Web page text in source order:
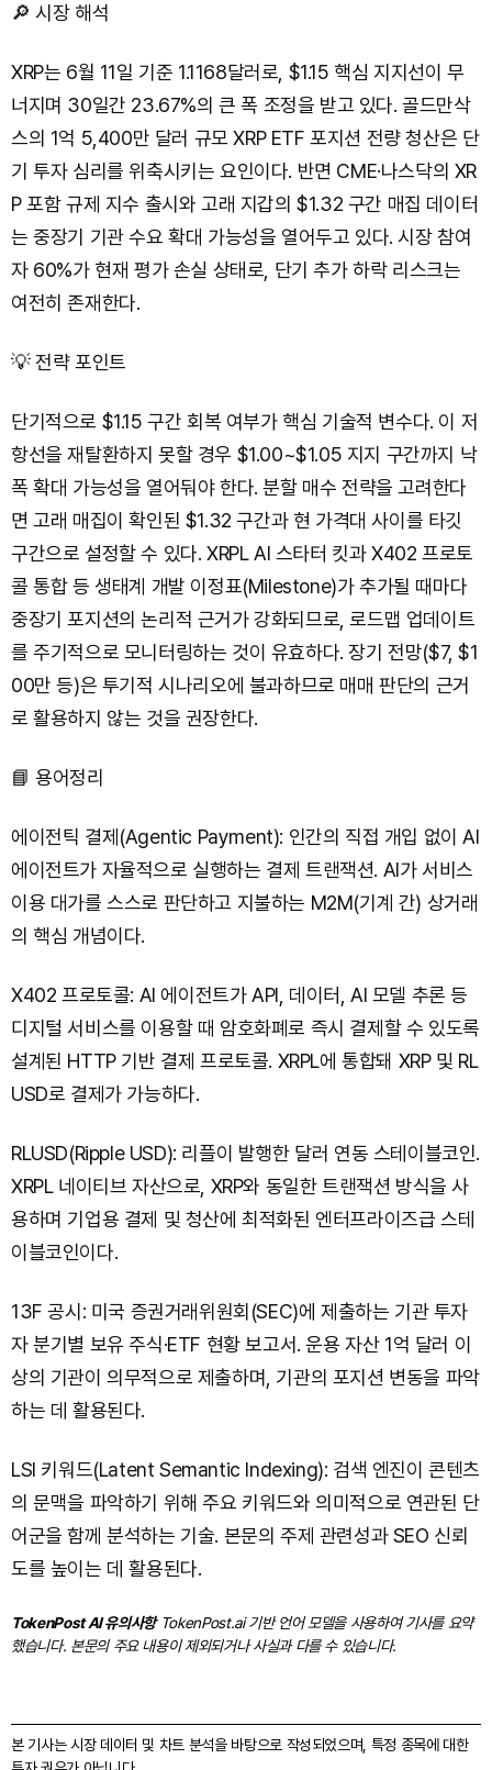
🔎 시장 해석
XRP는 6월 11일 기준 1.1168달러로, $1.15 핵심 지지선이 무
너지며 30일간 23.67%의 큰 폭 조정을 받고 있다. 골드만삭
스의 1억 5,400만 달러 규모 XRP ETF 포지션 전량 청산은 단
기 투자 심리를 위축시키는 요인이다. 반면 CME·나스닥의 XR
P 포함 규제 지수 출시와 고래 지갑의 $1.32 구간 매집 데이터
는 중장기 기관 수요 확대 가능성을 열어두고 있다. 시장 참여
자 60%가 현재 평가 손실 상태로, 단기 추가 하락 리스크는
여전히 존재한다.
💡 전략 포인트
단기적으로 $1.15 구간 회복 여부가 핵심 기술적 변수다. 이 저
항선을 재탈환하지 못할 경우 $1.00~$1.05 지지 구간까지 낙
폭 확대 가능성을 열어둬야 한다. 분할 매수 전략을 고려한다
면 고래 매집이 확인된 $1.32 구간과 현 가격대 사이를 타깃
구간으로 설정할 수 있다. XRPL AI 스타터 킷과 X402 프로토
콜 통합 등 생태계 개발 이정표(Milestone)가 추가될 때마다
중장기 포지션의 논리적 근거가 강화되므로, 로드맵 업데이트
를 주기적으로 모니터링하는 것이 유효하다. 장기 전망($7, $1
00만 등)은 투기적 시나리오에 불과하므로 매매 판단의 근거
로 활용하지 않는 것을 권장한다.
📘 용어정리
에이전틱 결제(Agentic Payment): 인간의 직접 개입 없이 AI
에이전트가 자율적으로 실행하는 결제 트랜잭션. AI가 서비스
이용 대가를 스스로 판단하고 지불하는 M2M(기계 간) 상거래
의 핵심 개념이다.
X402 프로토콜: AI 에이전트가 API, 데이터, AI 모델 추론 등
디지털 서비스를 이용할 때 암호화폐로 즉시 결제할 수 있도록
설계된 HTTP 기반 결제 프로토콜. XRPL에 통합돼 XRP 및 RL
USD로 결제가 가능하다.
RLUSD(Ripple USD): 리플이 발행한 달러 연동 스테이블코인.
XRPL 네이티브 자산으로, XRP와 동일한 트랜잭션 방식을 사
용하며 기업용 결제 및 청산에 최적화된 엔터프라이즈급 스테
이블코인이다.
13F 공시: 미국 증권거래위원회(SEC)에 제출하는 기관 투자
자 분기별 보유 주식·ETF 현황 보고서. 운용 자산 1억 달러 이
상의 기관이 의무적으로 제출하며, 기관의 포지션 변동을 파악
하는 데 활용된다.
LSI 키워드(Latent Semantic Indexing): 검색 엔진이 콘텐츠
의 문맥을 파악하기 위해 주요 키워드와 의미적으로 연관된 단
어군을 함께 분석하는 기술. 본문의 주제 관련성과 SEO 신뢰
도를 높이는 데 활용된다.
TokenPost AI 유의사항TokenPost.ai 기반 언어 모델을 사용하여 기사를 요약
했습니다. 본문의 주요 내용이 제외되거나 사실과 다를 수 있습니다.
본 기사는 시장 데이터 및 차트 분석을 바탕으로 작성되었으며, 특정 종목에 대한